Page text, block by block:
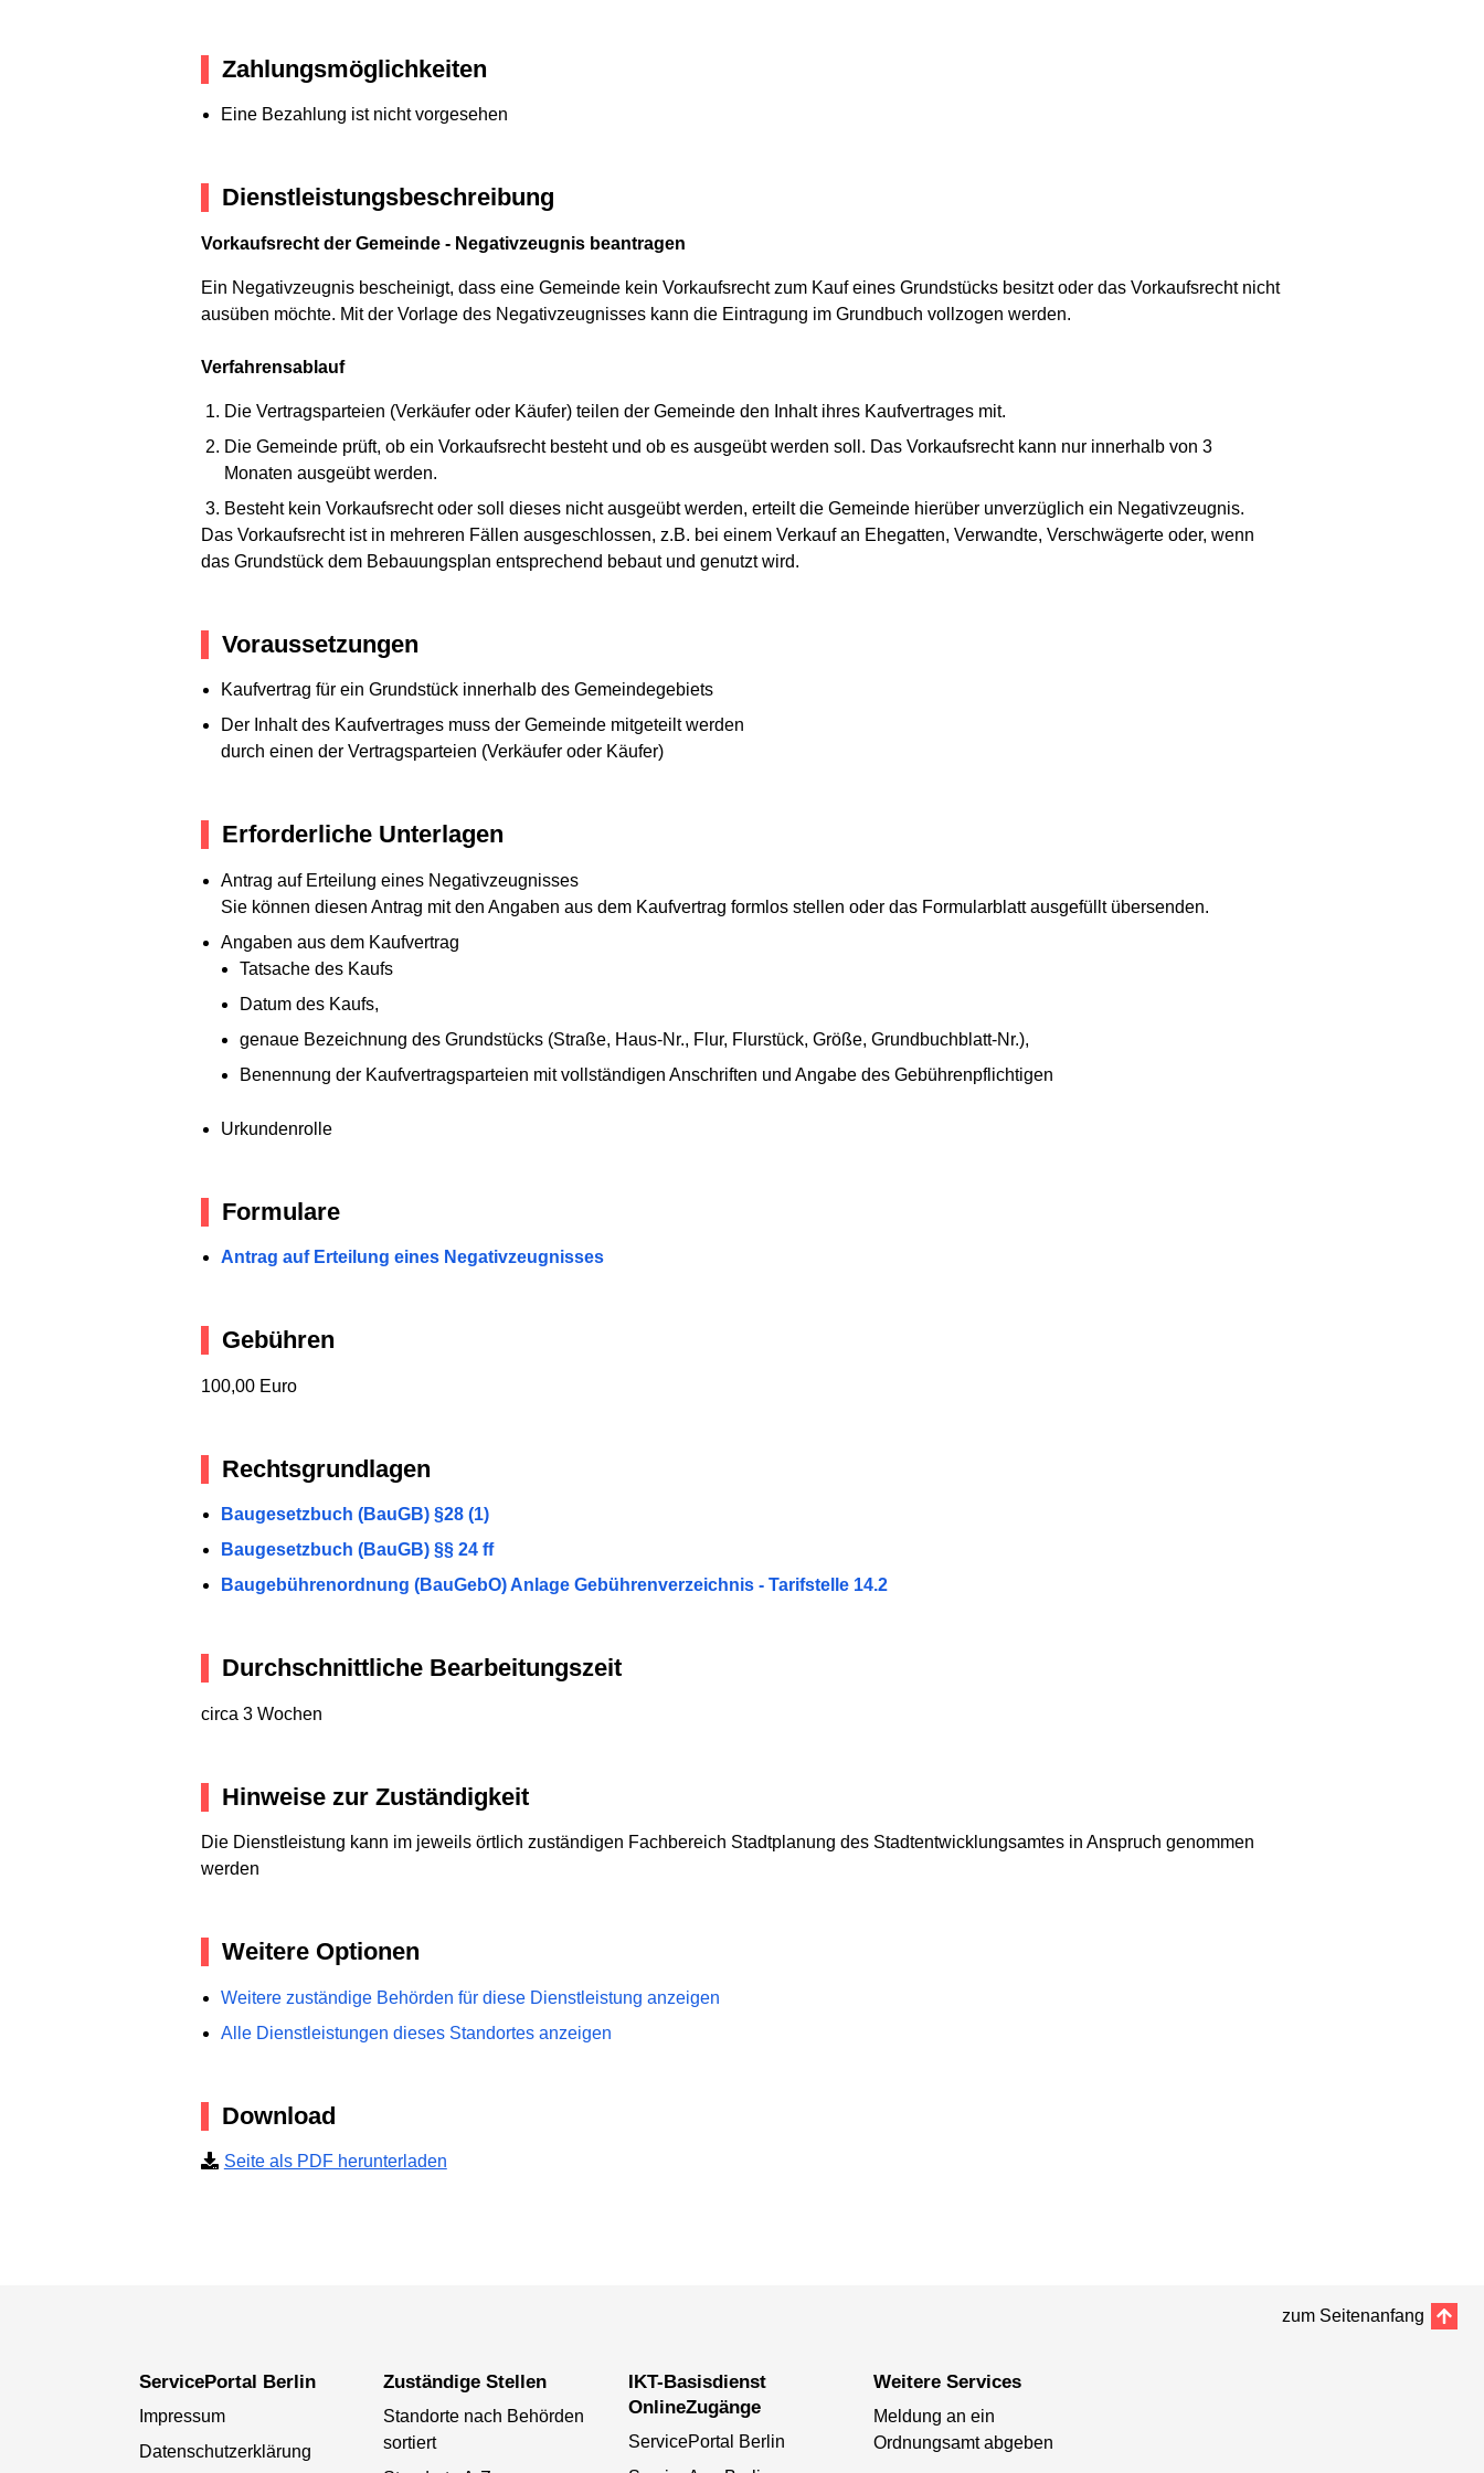
Zahlungsmöglichkeiten
Eine Bezahlung ist nicht vorgesehen
Dienstleistungsbeschreibung
Vorkaufsrecht der Gemeinde - Negativzeugnis beantragen
Ein Negativzeugnis bescheinigt, dass eine Gemeinde kein Vorkaufsrecht zum Kauf eines Grundstücks besitzt oder das Vorkaufsrecht nicht
ausüben möchte. Mit der Vorlage des Negativzeugnisses kann die Eintragung im Grundbuch vollzogen werden.
Verfahrensablauf
Die Vertragsparteien (Verkäufer oder Käufer) teilen der Gemeinde den Inhalt ihres Kaufvertrages mit.
Die Gemeinde prüft, ob ein Vorkaufsrecht besteht und ob es ausgeübt werden soll. Das Vorkaufsrecht kann nur innerhalb von 3
Monaten ausgeübt werden.
Besteht kein Vorkaufsrecht oder soll dieses nicht ausgeübt werden, erteilt die Gemeinde hierüber unverzüglich ein Negativzeugnis.
Das Vorkaufsrecht ist in mehreren Fällen ausgeschlossen, z.B. bei einem Verkauf an Ehegatten, Verwandte, Verschwägerte oder, wenn
das Grundstück dem Bebauungsplan entsprechend bebaut und genutzt wird.
Voraussetzungen
Kaufvertrag für ein Grundstück innerhalb des Gemeindegebiets
Der Inhalt des Kaufvertrages muss der Gemeinde mitgeteilt werden
durch einen der Vertragsparteien (Verkäufer oder Käufer)
Erforderliche Unterlagen
Antrag auf Erteilung eines Negativzeugnisses
Sie können diesen Antrag mit den Angaben aus dem Kaufvertrag formlos stellen oder das Formularblatt ausgefüllt übersenden.
Angaben aus dem Kaufvertrag
Tatsache des Kaufs
Datum des Kaufs,
genaue Bezeichnung des Grundstücks (Straße, Haus-Nr., Flur, Flurstück, Größe, Grundbuchblatt-Nr.),
Benennung der Kaufvertragsparteien mit vollständigen Anschriften und Angabe des Gebührenpflichtigen
Urkundenrolle
Formulare
Antrag auf Erteilung eines Negativzeugnisses
Gebühren
100,00 Euro
Rechtsgrundlagen
Baugesetzbuch (BauGB) §28 (1)
Baugesetzbuch (BauGB) §§ 24 ff
Baugebührenordnung (BauGebO) Anlage Gebührenverzeichnis - Tarifstelle 14.2
Durchschnittliche Bearbeitungszeit
circa 3 Wochen
Hinweise zur Zuständigkeit
Die Dienstleistung kann im jeweils örtlich zuständigen Fachbereich Stadtplanung des Stadtentwicklungsamtes in Anspruch genommen
werden
Weitere Optionen
Weitere zuständige Behörden für diese Dienstleistung anzeigen
Alle Dienstleistungen dieses Standortes anzeigen
Download
Seite als PDF herunterladen
zum Seitenanfang
ServicePortal Berlin
Impressum
Datenschutzerklärung
Zuständige Stellen
Standorte nach Behörden
sortiert
IKT-Basisdienst
OnlineZugänge
ServicePortal Berlin
Weitere Services
Meldung an ein
Ordnungsamt abgeben